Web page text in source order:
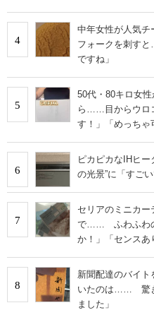
4
中年女性が人気
フォークを刺す
ですね」
5
50代・80キロ女性
ら……目からウロ
す！」「めっちゃ
6
ピカピカなIHヒ
の光景”に「すご
7
セリアのミニカー
で…… ふわふわの
か！」「センスあ
8
新聞配達のバイト
いたのは…… 驚き
ました」